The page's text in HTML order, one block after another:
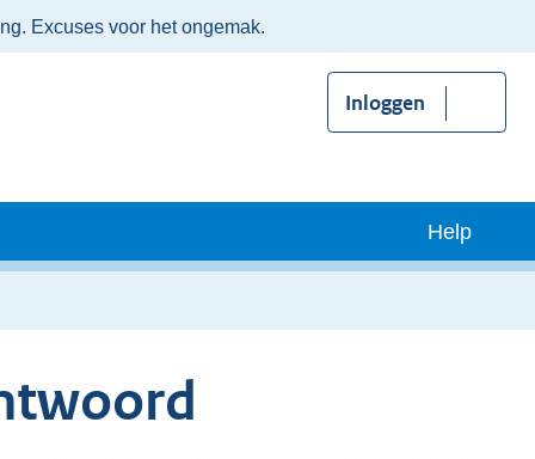
Excuses voor het ongemak.
Inloggen
Help